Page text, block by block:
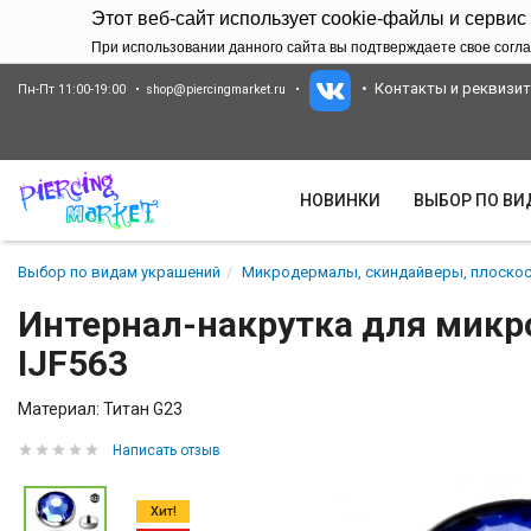
Этот веб-сайт использует cookie-файлы и
При использовании данного сайта вы подтверждаете свое
Пн-Пт 11:00-19:00 shop@piercingmarket.ru Контакты и
НОВИНКИ ВЫБОР ПО
Выбор по видам украшений Микродермалы, скиндайверы,
Интернал-накрутка для
IJF563
Материал: Титан G23
Написать отзыв
Хит!